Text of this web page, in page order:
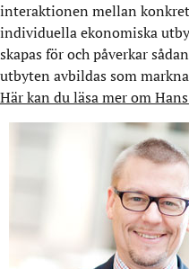
interaktionen mellan
individuella ekonomiska
skapas för och påverkar
utbyten avbildas som
Här kan du läsa mer om